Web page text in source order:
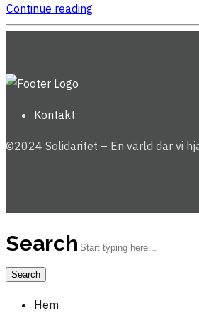
Continue reading
Kontakt
©2024 Solidaritet – En värld där vi
Search
Hem